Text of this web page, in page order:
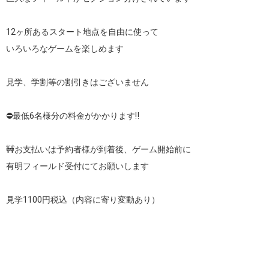
12ヶ所あるスタート地点を自由に使って
いろいろなゲームを楽しめます
見学、学割等の割引きはございません
⛔️最低6名様分の料金がかかります‼️
🚧お支払いは予約者様が到着後、ゲーム開始前に
有明フィールド受付にてお願いします
見学1100円税込（内容に寄り変動あり）